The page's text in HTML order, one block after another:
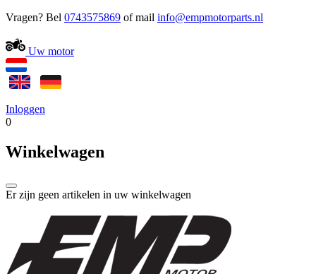
Vragen? Bel 0743575869 of mail
Uw motor
Inloggen
0
Winkelwagen
Er zijn geen artikelen in uw winkelwagen